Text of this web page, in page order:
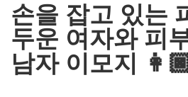
손을 잡고 있는
두운 여자와 피
남자 이모지